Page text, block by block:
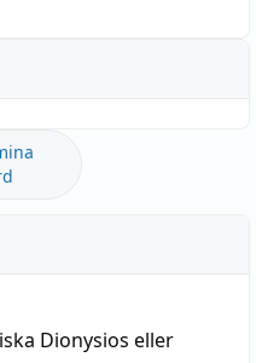
Dionysios eller